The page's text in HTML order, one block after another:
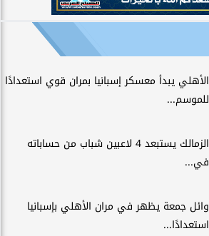
الأهلي يبدأ معسكر إسبانيا بمران قوي استعدادًا
للموسم...
الزمالك يستبعد 4 لاعبين شباب من حساباته
في...
وائل جمعة يظهر في مران الأهلي بإسبانيا
استعدادًا...